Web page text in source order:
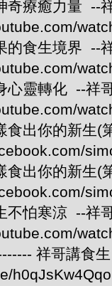
奇療癒力量 --
的食生境界 --
心靈轉化 --祥
食出你的新生
食出你的新
不怕寒涼 --祥
祥哥講食
h0qJsKw4Qqo